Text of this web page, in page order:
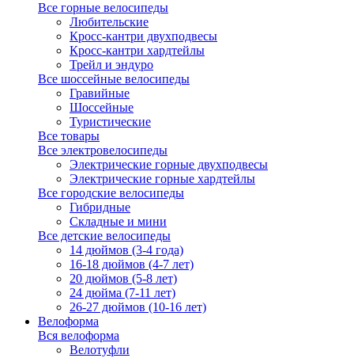
Все горные велосипеды
Любительские
Кросс-кантри двухподвесы
Кросс-кантри хардтейлы
Трейл и эндуро
Все шоссейные велосипеды
Гравийные
Шоссейные
Туристические
Все товары
Все электровелосипеды
Электрические горные двухподвесы
Электрические горные хардтейлы
Все городские велосипеды
Гибридные
Складные и мини
Все детские велосипеды
14 дюймов (3-4 года)
16-18 дюймов (4-7 лет)
20 дюймов (5-8 лет)
24 дюйма (7-11 лет)
26-27 дюймов (10-16 лет)
Велоформа
Вся велоформа
Велотуфли